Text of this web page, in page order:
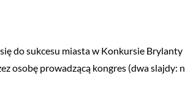
do sukcesu miasta w Konkursie
prowadzącą kongres (dwa slajdy: